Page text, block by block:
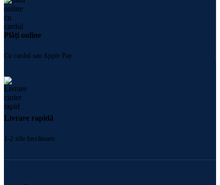
Plăți online
Cu cardul sau Apple Pay
Livrare rapidă
1-2 zile lucrătoare